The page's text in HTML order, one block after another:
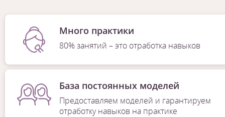
Много практики
80% занятий – это отработка навыков
База постоянных моделей
Предоставляем моделей и гарантируем
отработку навыков на практике